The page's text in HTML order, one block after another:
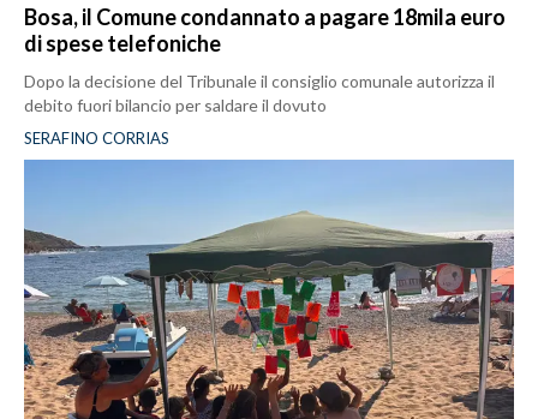
Bosa, il Comune condannato a pagare 18mila euro
di spese telefoniche
Dopo la decisione del Tribunale il consiglio comunale autorizza il
debito fuori bilancio per saldare il dovuto
SERAFINO CORRIAS